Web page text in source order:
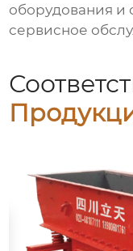
оборудования и
сервисное